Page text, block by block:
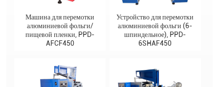
Машина для перемотки
алюминиевой фольги/
пищевой пленки, PPD-
AFCF450
Устройство для перемотки
алюминиевой фольги (6-
шпиндельное), PPD-
6SHAF450